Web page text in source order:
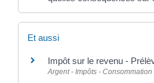
Et aussi
Impôt sur le revenu -
Argent - Impôts - Consommation